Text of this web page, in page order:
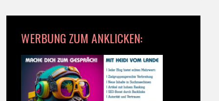
WERBUNG ZUM ANKLICKEN: